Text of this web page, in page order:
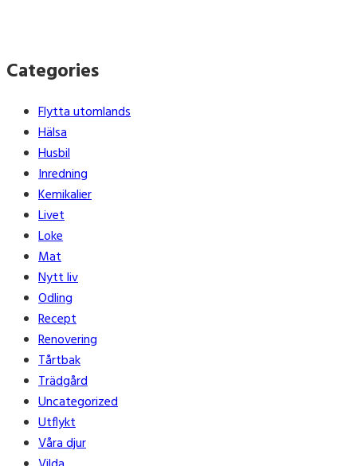
Categories
Flytta utomlands
Hälsa
Husbil
Inredning
Kemikalier
Livet
Loke
Mat
Nytt liv
Odling
Recept
Renovering
Tårtbak
Trädgård
Uncategorized
Utflykt
Våra djur